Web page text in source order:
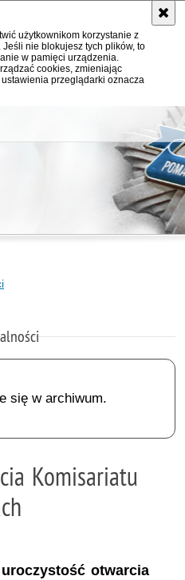
użytkownikom korzystanie z
nie blokujesz tych plików, to
w pamięci urządzenia.
cookies, zmieniając
przeglądarki oznacza
się w archiwum.
Komisariatu
otwarcia